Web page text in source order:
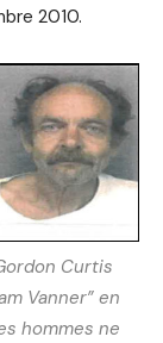
2010.
Curtis
Vanner” en
hommes ne